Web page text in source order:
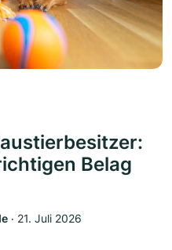
Belag
‧ 21. Juli 2026